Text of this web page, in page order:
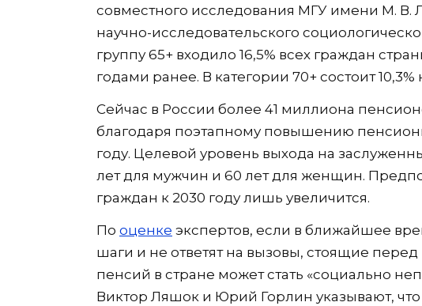
совместного исследования МГУ имени М. В.
научно-исследовательского
группу 65+ входило 16,5% всех граждан
годами ранее. В категории 70+ состоит
Сейчас в России более 41 миллиона
благодаря поэтапному повышению
году. Целевой уровень выхода на
лет для мужчин и 60 лет для женщин.
граждан к 2030 году лишь увеличится.
По оценке экспертов, если в ближайшее
шаги и не ответят на вызовы, стоящие
пенсий в стране может стать «социально
Виктор Ляшок и Юрий Горлин указывают, что